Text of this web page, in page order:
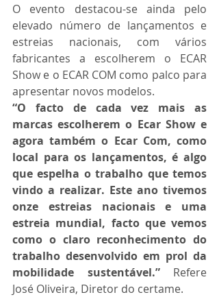
O evento destacou-se ainda pelo
elevado número de lançamentos e
estreias nacionais, com vários
fabricantes a escolherem o ECAR
Show e o ECAR COM como palco para
apresentar novos modelos.
“O facto de cada vez mais as
marcas escolherem o Ecar Show e
agora também o Ecar Com, como
local para os lançamentos, é algo
que espelha o trabalho que temos
vindo a realizar. Este ano tivemos
onze estreias nacionais e uma
estreia mundial, facto que vemos
como o claro reconhecimento do
trabalho desenvolvido em prol da
mobilidade sustentável.” Refere
José Oliveira, Diretor do certame.